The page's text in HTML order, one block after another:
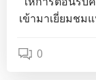
เข้ามาเยี่ยมชม
0